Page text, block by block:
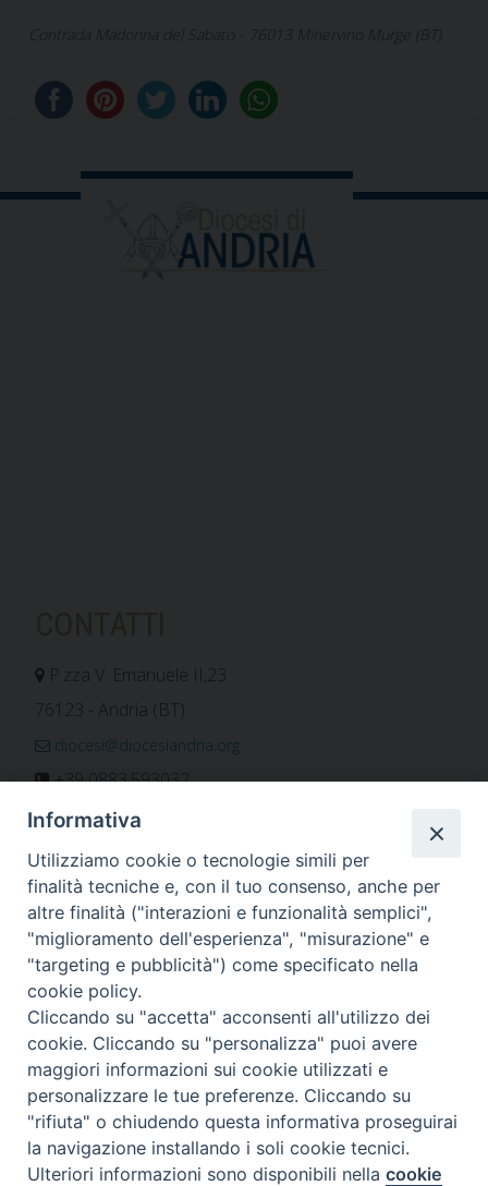
Contrada Madonna del Sabato - 76013 Minervino Murge (BT)
P.zza V. Emanuele II,23
76123 - Andria (BT)
diocesi@diocesiandria.org
+39 0883.593032
+39 0883.592596
ORARIO E CALENDARI
Orari uffici
Calendario diocesano
Orario messe
Per invio di comunicati, notizie e segnalazioni scrivere a:
stampa@diocesiandria.org
Informativa
Utilizziamo cookie o tecnologie simili per
finalità tecniche e, con il tuo consenso, anche per
altre finalità ("interazioni e funzionalità semplici",
"miglioramento dell'esperienza", "misurazione" e
"targeting e pubblicità") come specificato nella
cookie policy.
Cliccando su "accetta" acconsenti all'utilizzo dei
cookie. Cliccando su "personalizza" puoi avere
maggiori informazioni sui cookie utilizzati e
personalizzare le tue preferenze. Cliccando su
"rifiuta" o chiudendo questa informativa proseguirai
la navigazione installando i soli cookie tecnici.
Ulteriori informazioni sono disponibili nellacookie